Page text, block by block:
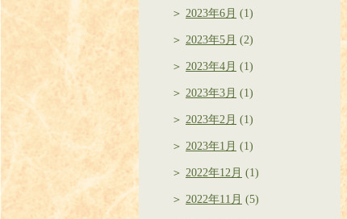
2023年6月 (1)
2023年5月 (2)
2023年4月 (1)
2023年3月 (1)
2023年2月 (1)
2023年1月 (1)
2022年12月 (1)
2022年11月 (5)